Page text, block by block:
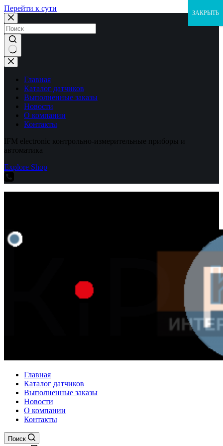
Перейти к сути
Ничего
не
найденоГлавная
Каталог датчиков
Выполненные заказы
Новости
О компании
Контакты
IFM electronic контрольно-измерительные приборы и
автоматика
Explore Shop
Главная
Каталог датчиков
Выполненные заказы
Новости
О компании
Контакты
Поиск
ЗАКРЫТЬ